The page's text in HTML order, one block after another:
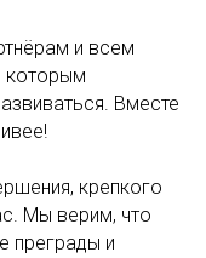
и всем
которым
Вместе
крепкого
Мы верим, что
преграды и